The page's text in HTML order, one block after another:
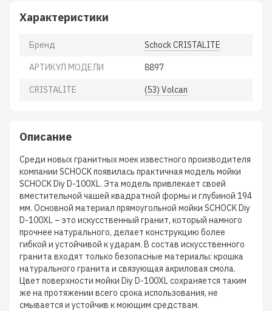
Характеристики
Бренд Schock CRISTALITE
АРТИКУЛ МОДЕЛИ 8897
CRISTALITE (53) Volcan
Описание
Среди новых гранитных моек известного производителя
компании SCHOCK появилась практичная модель мойки
SCHOCK Diy D-100XL. Эта модель привлекает своей
вместительной чашей квадратной формы и глубиной 194
мм. Основной материал прямоугольной мойки SCHOCK Diy
D-100XL – это искусственный гранит, который намного
прочнее натурального, делает конструкцию более
гибкой и устойчивой к ударам. В состав искусственного
гранита входят только безопасные материалы: крошка
натурального гранита и связующая акриловая смола.
Цвет поверхности мойки Diy D-100XL сохраняется таким
же на протяжении всего срока использования, не
смывается и устойчив к моющим средствам.